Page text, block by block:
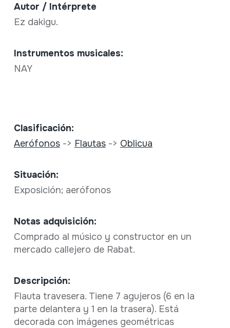
Autor / Intérprete
Ez dakigu.
Instrumentos musicales:
NAY
Clasificación:
Aerófonos-> Flautas-> Oblicua
Situación:
Exposición; aerófonos
Notas adquisición:
Comprado al músico y constructor en un
mercado callejero de Rabat.
Descripción:
Flauta travesera. Tiene 7 agujeros (6 en la
parte delantera y 1 en la trasera). Está
decorada con imágenes geométricas